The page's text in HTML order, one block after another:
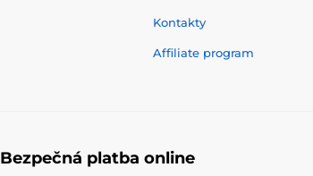
Kontakty
Affiliate program
Bezpečná platba online